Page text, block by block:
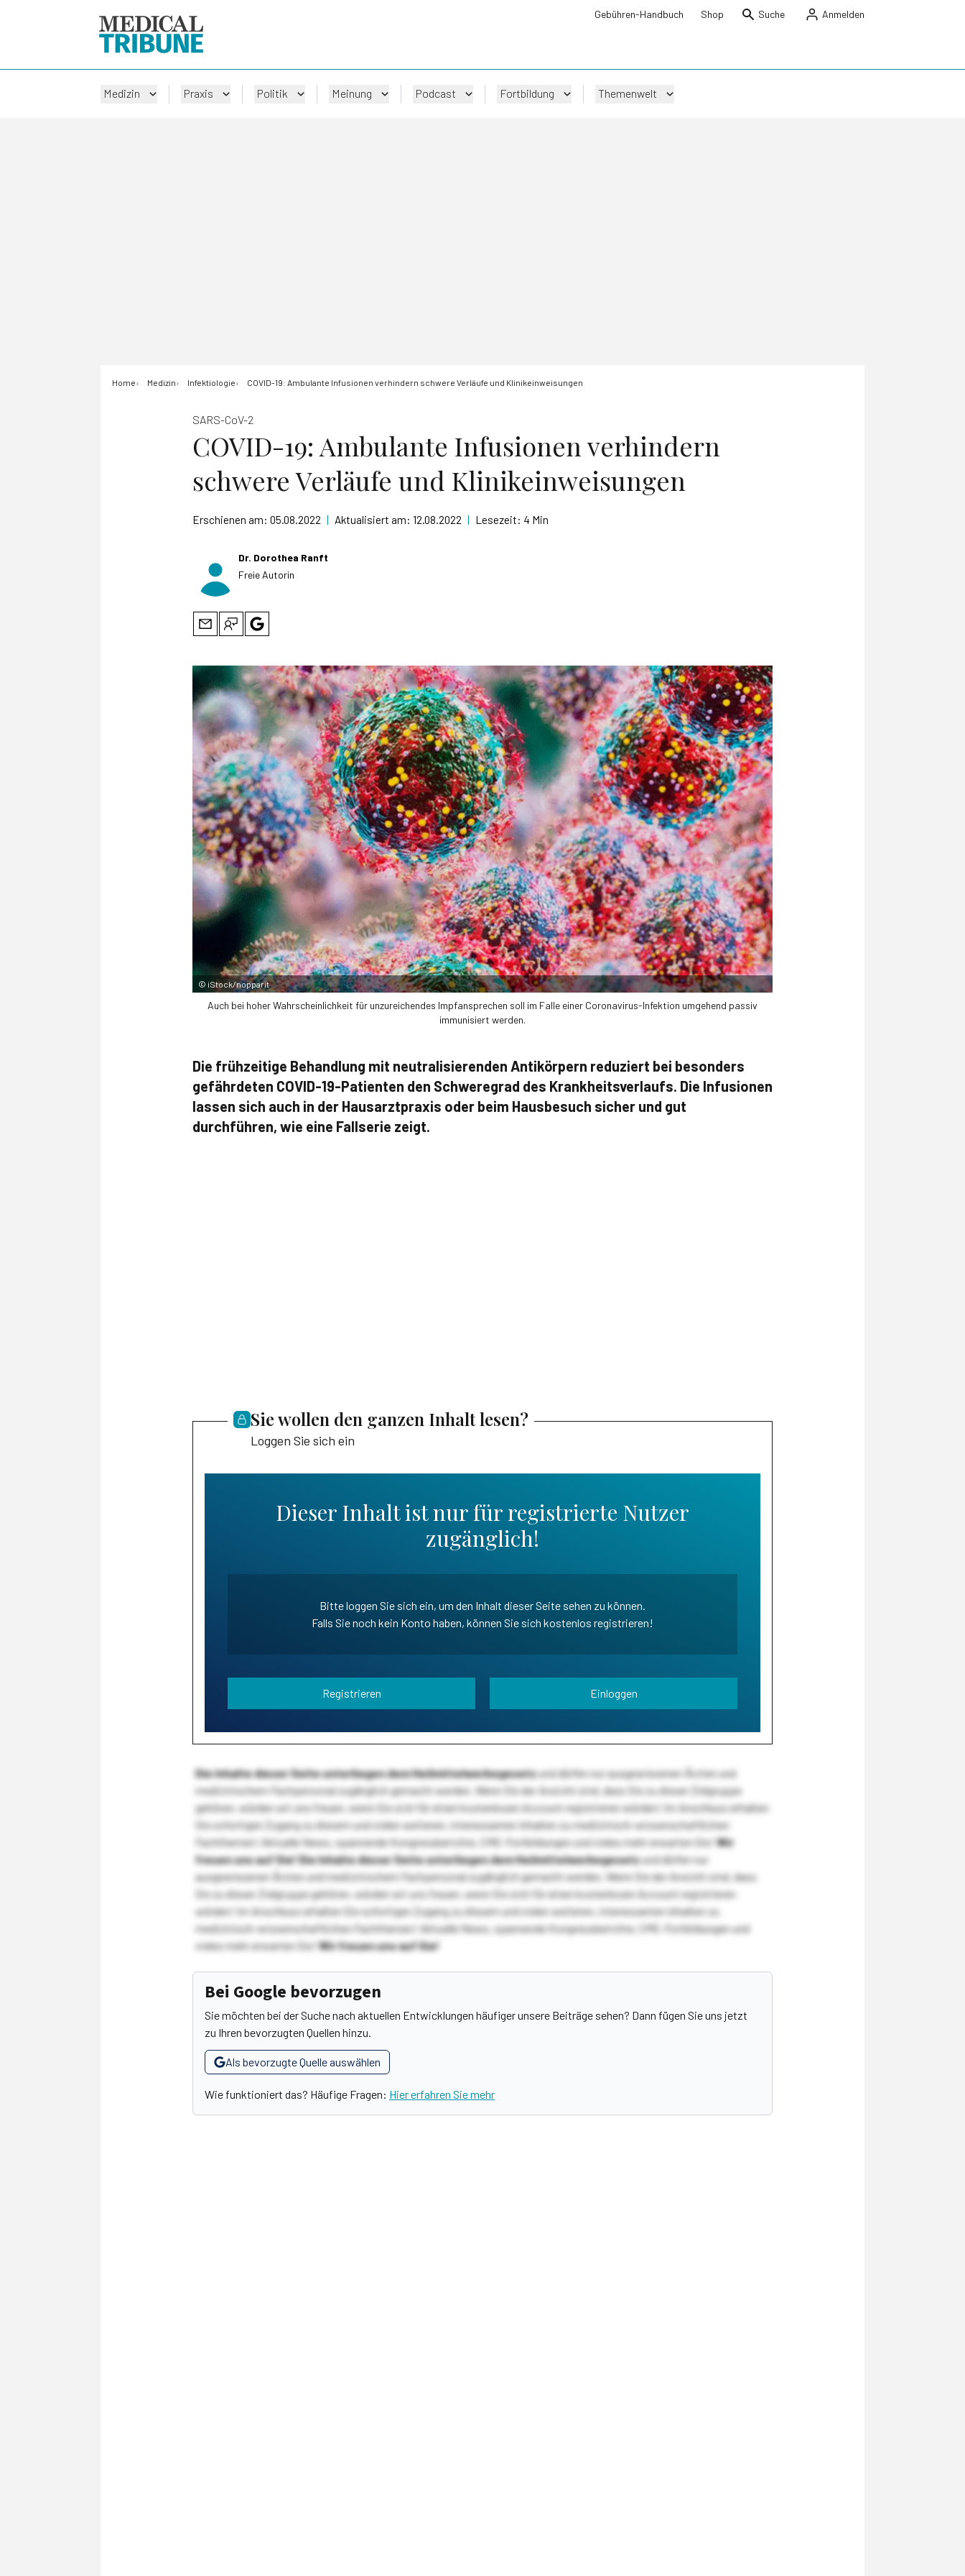
Gebühren-Handbuch Shop Suche Anmelden
Medizin Praxis Politik Meinung Podcast Fortbildung Themenwelt
Home Medizin Infektiologie COVID-19: Ambulante Infusionen verhindern schwere Verläufe und Klinikeinweisungen
SARS-CoV-2
COVID-19: Ambulante Infusionen verhindern
schwere Verläufe und Klinikeinweisungen
Erschienen am: 05.08.2022 | Aktualisiert am: 12.08.2022 | Lesezeit: 4 Min
Dr. Dorothea Ranft
Freie Autorin
© iStock/nopparit
Auch bei hoher Wahrscheinlichkeit für unzureichendes Impfansprechen soll im Falle einer Coronavirus-Infektion umgehend passiv
immunisiert werden.
Die frühzeitige Behandlung mit neutralisierenden Antikörpern reduziert bei besonders
gefährdeten COVID-19-Patienten den Schweregrad des Krankheitsverlaufs. Die Infusionen
lassen sich auch in der Hausarztpraxis oder beim Hausbesuch sicher und gut
durchführen, wie eine Fallserie zeigt.
Sie wollen den ganzen Inhalt lesen?
Loggen Sie sich ein
Dieser Inhalt ist nur für registrierte Nutzer
zugänglich!
Bitte loggen Sie sich ein, um den Inhalt dieser Seite sehen zu können.
Falls Sie noch kein Konto haben, können Sie sich kostenlos registrieren!
Registrieren Einloggen
Die Inhalte dieser Seite unterliegen dem Heilmittelwerbegesetzund dürfen nur ausgewiesenen Ärzten und
medizinischem Fachpersonal zugänglich gemacht werden. Wenn Sie der Ansicht sind, dass Sie zu dieser Zielgruppe
gehören, würden wir uns freuen, wenn Sie sich für einen kostenlosen Account registrieren würden! Im Anschluss erhalten
Sie sofortigen Zugang zu diesem und vielen weiteren, interessanten Inhalten zu medizinisch-wissenschaftlichen
Fachthemen! Aktuelle News, spannende Kongressberichte, CME-Fortbildungen und vieles mehr erwarten Sie!Wir
freuen uns auf Sie!Die Inhalte dieser Seite unterliegen dem Heilmittelwerbegesetzund dürfen nur
ausgewiesenen Ärzten und medizinischem Fachpersonal zugänglich gemacht werden. Wenn Sie der Ansicht sind, dass
Sie zu dieser Zielgruppe gehören, würden wir uns freuen, wenn Sie sich für einen kostenlosen Account registrieren
würden! Im Anschluss erhalten Sie sofortigen Zugang zu diesem und vielen weiteren, interessanten Inhalten zu
medizinisch-wissenschaftlichen Fachthemen! Aktuelle News, spannende Kongressberichte, CME-Fortbildungen und
vieles mehr erwarten Sie!Wir freuen uns auf Sie!
Bei Google bevorzugen
Sie möchten bei der Suche nach aktuellen Entwicklungen häufiger unsere Beiträge sehen? Dann fügen Sie uns jetzt
zu Ihren bevorzugten Quellen hinzu.
Als bevorzugte Quelle auswählen
Wie funktioniert das? Häufige Fragen: Hier erfahren Sie mehr